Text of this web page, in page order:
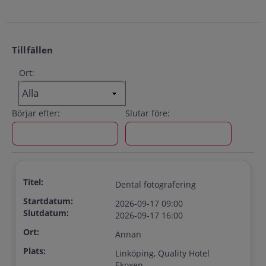
Tillfällen
Ort:
Börjar efter: Slutar före:
Titel:
Dental fotografering
Startdatum:
Slutdatum:
2026-09-17 09:00
2026-09-17 16:00
Ort:
Annan
Plats:
Linköping, Quality Hotel